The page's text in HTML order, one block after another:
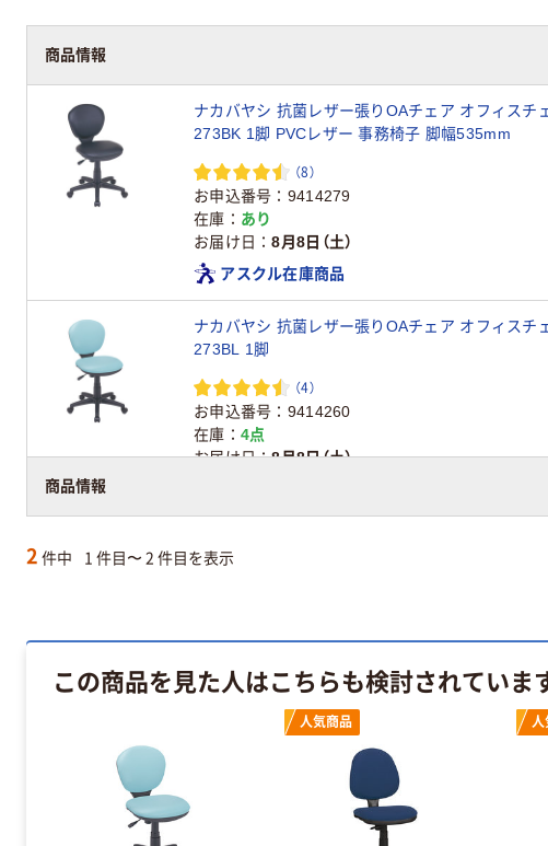
商品情報
商品情報
ナカバヤシ 抗菌レザー張りOAチェア オフィス
273BK 1脚 PVCレザー 事務椅子 脚幅535mm
（8）
お申込番号
9414279
在庫
あり
お届け日
8月8日（土）
アスクル在庫商品
ナカバヤシ 抗菌レザー張りOAチェア オフィスチ
273BL 1脚
（4）
お申込番号
9414260
在庫
4点
お届け日
8月8日（土）
2 件中 1 件目〜 2 件目を表示
この商品を見た人はこちらも検討されていま
人気商品 人